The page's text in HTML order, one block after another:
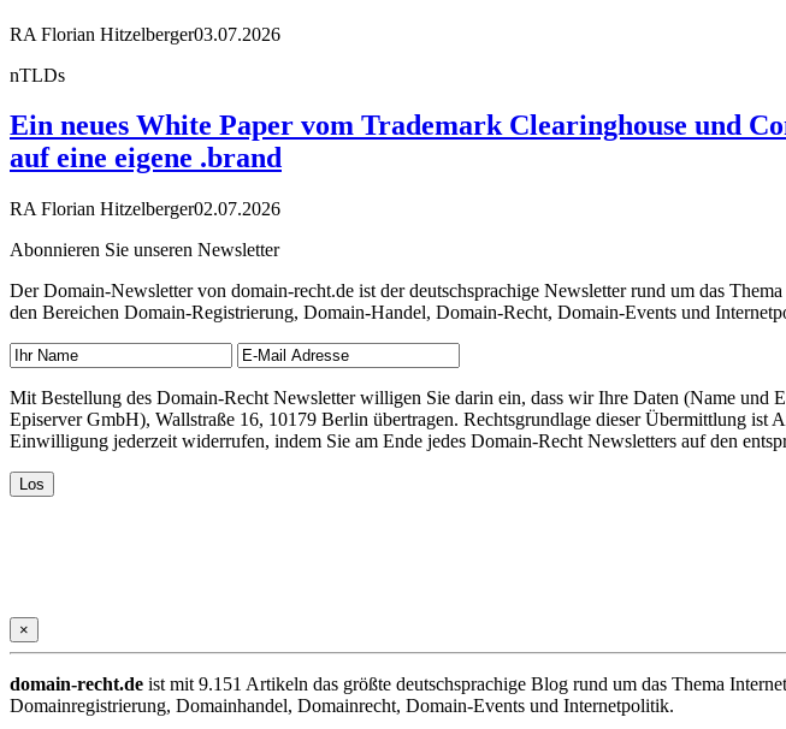
RA Florian Hitzelberger03.07.2026
nTLDs
Ein neues White Paper vom Trademark Clearinghouse und
auf eine eigene .brand
RA Florian Hitzelberger02.07.2026
Abonnieren Sie unseren Newsletter
Der Domain-Newsletter von domain-recht.de ist der deutschsprachige Newsletter rund um das
den Bereichen Domain-Registrierung, Domain-Handel, Domain-Recht, Domain-Events und
Mit Bestellung des Domain-Recht Newsletter willigen Sie darin ein, dass wir Ihre Daten (Name
Episerver GmbH), Wallstraße 16, 10179 Berlin übertragen. Rechtsgrundlage dieser Übermittlung
Einwilligung jederzeit widerrufen, indem Sie am Ende jedes Domain-Recht Newsletters auf den
×
domain-recht.de ist mit 9.151 Artikeln das größte deutschsprachige Blog rund um das Thema
Domainregistrierung, Domainhandel, Domainrecht, Domain-Events und Internetpolitik.